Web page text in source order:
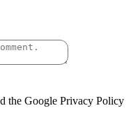
the Google Privacy Policy